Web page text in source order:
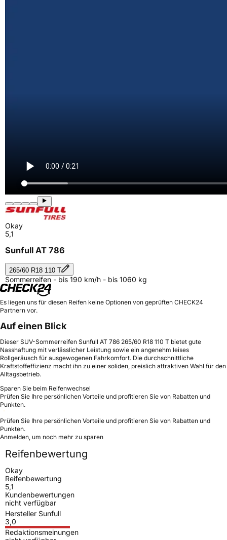
Okay
5,1
Sunfull AT 786
265/60 R18 110 T
Sommerreifen - bis 190 km/h - bis 1060 kg
Es liegen uns für diesen Reifen keine Optionen von geprüften CHECK24
Partnern vor.
Auf einen Blick
Dieser SUV-Sommerreifen Sunfull AT 786 265/60 R18 110 T bietet gute
Nasshaftung mit verlässlicher Leistung sowie ein angenehm leises
Rollgeräusch für ausgewogenen Fahrkomfort. Die durchschnittliche
Kraftstoffeffizienz macht ihn zu einer soliden, preislich attraktiven Wahl für den
Alltagsbetrieb.
Sparen Sie beim Reifenwechsel
Prüfen Sie Ihre persönlichen Vorteile und profitieren Sie von Rabatten und
Punkten.
Prüfen Sie Ihre persönlichen Vorteile und profitieren Sie von Rabatten und
Punkten.
Anmelden, um noch mehr zu sparen
Reifenbewertung
Okay
Reifenbewertung
5,1
Kundenbewertungen
nicht verfügbar
Hersteller Sunfull
3,0
Redaktionsmeinungen